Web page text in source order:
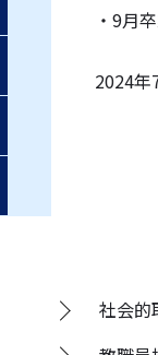
・9月
2024
社会的